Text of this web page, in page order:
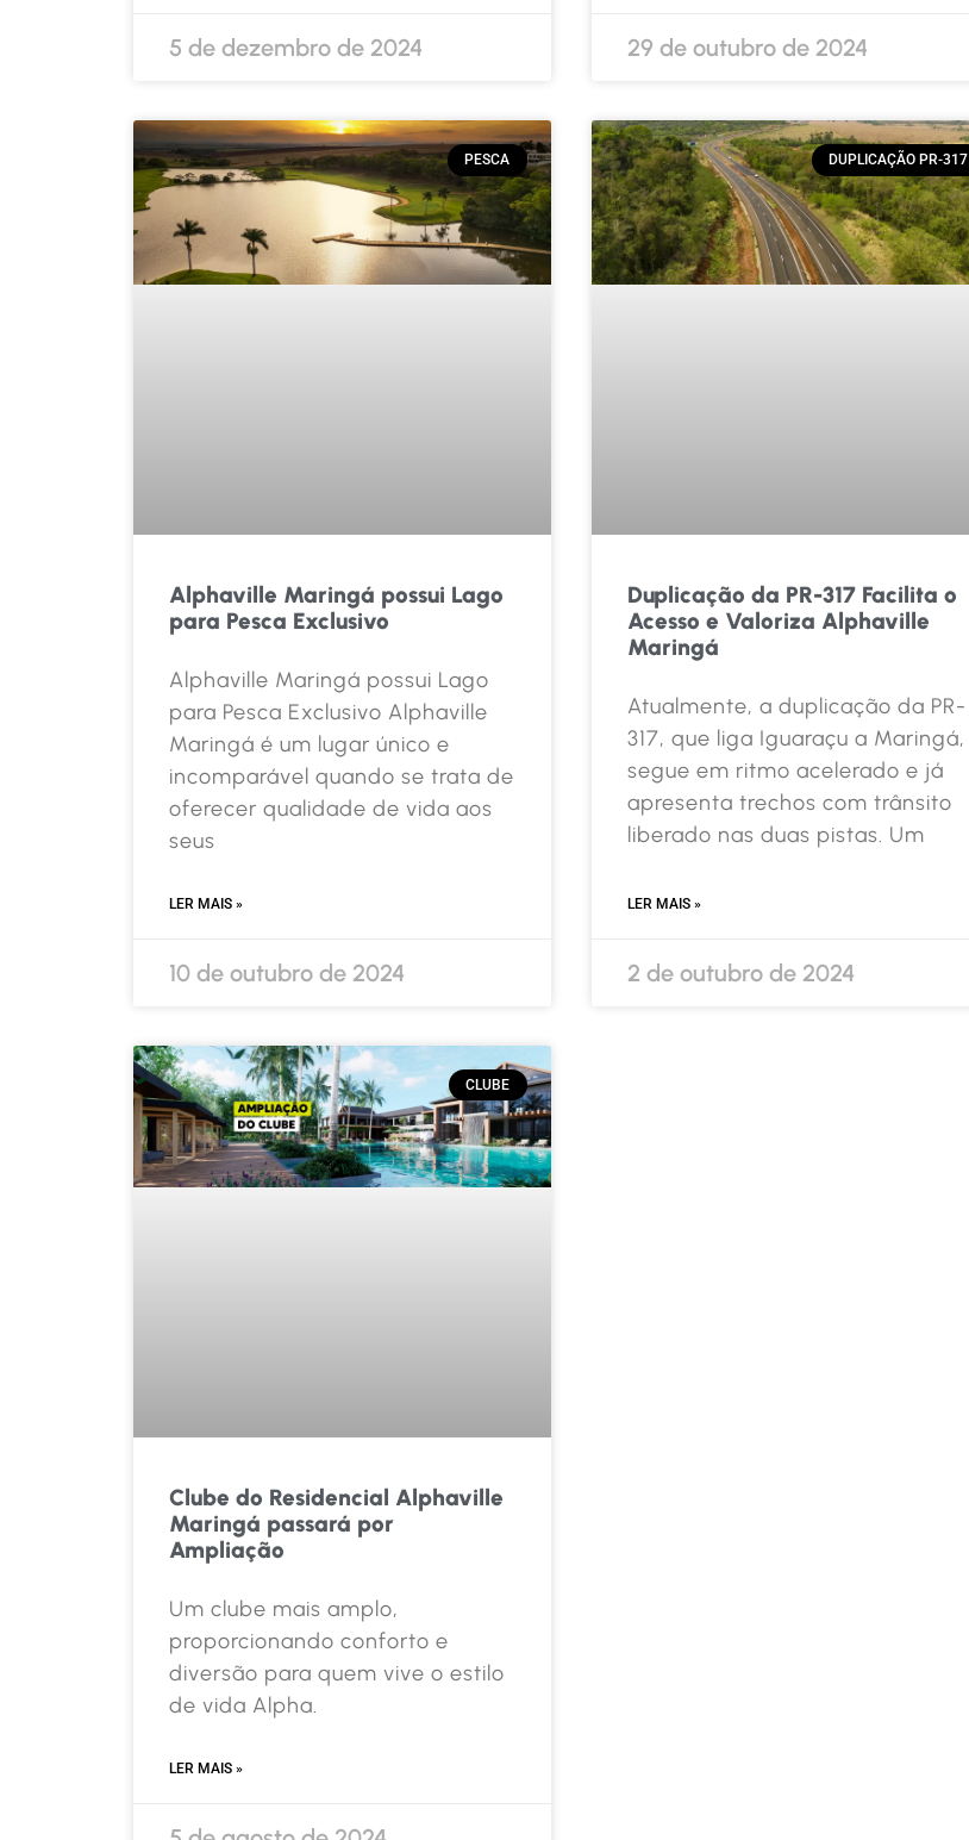
5 de dezembro de 2024 29 de outubro de 2024
PESCA
Alphaville Maringá possui Lago
para Pesca Exclusivo
Alphaville Maringá possui Lago
para Pesca Exclusivo Alphaville
Maringá é um lugar único e
incomparável quando se trata de
oferecer qualidade de vida aos
seus
LER MAIS »
10 de outubro de 2024
DUPLICAÇÃO PR-317
Duplicação da PR-317 Facilita o
Acesso e Valoriza Alphaville
Maringá
Atualmente, a duplicação da PR-
317, que liga Iguaraçu a Maringá,
segue em ritmo acelerado e já
apresenta trechos com trânsito
liberado nas duas pistas. Um
LER MAIS »
2 de outubro de 2024
CLUBE
Clube do Residencial Alphaville
Maringá passará por
Ampliação
Um clube mais amplo,
proporcionando conforto e
diversão para quem vive o estilo
de vida Alpha.
LER MAIS »